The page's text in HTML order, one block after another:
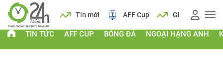
Lịch Tin mới AFF Cup Giá vàng
TIN TỨC AFF CUP BÓNG ĐÁ NGOẠI HẠNG ANH